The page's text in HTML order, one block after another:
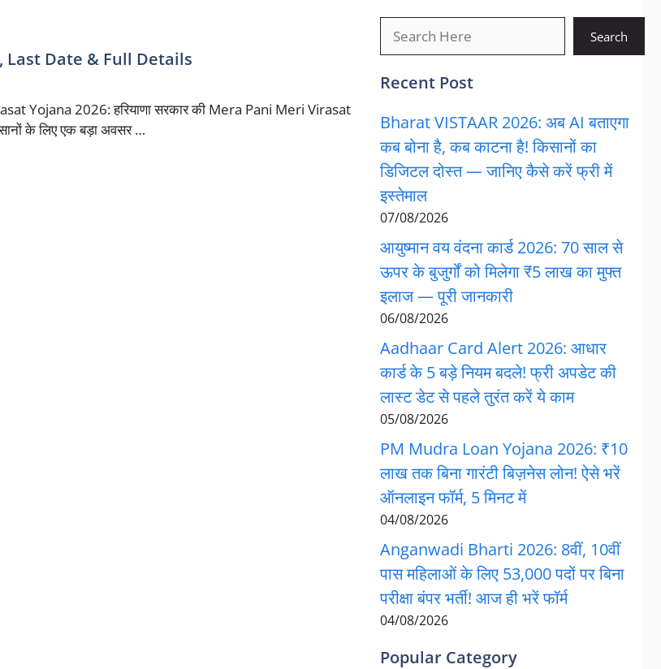
Date & Full Details
Yojana 2026: हरियाणा सरकार की Mera Pani Meri Virasat
के लिए एक बड़ा अवसर …
Search
Recent Post
Bharat VISTAAR 2026: अब AI बताएगा
कब बोना है, कब काटना है! किसानों का
डिजिटल दोस्त — जानिए कैसे करें फ्री में
इस्तेमाल
07/08/2026
आयुष्मान वय वंदना कार्ड 2026: 70 साल से
ऊपर के बुजुर्गों को मिलेगा ₹5 लाख का मुफ्त
इलाज — पूरी जानकारी
06/08/2026
Aadhaar Card Alert 2026: आधार
कार्ड के 5 बड़े नियम बदले! फ्री अपडेट की
लास्ट डेट से पहले तुरंत करें ये काम
05/08/2026
PM Mudra Loan Yojana 2026: ₹10
लाख तक बिना गारंटी बिज़नेस लोन! ऐसे भरें
ऑनलाइन फॉर्म, 5 मिनट में
04/08/2026
Anganwadi Bharti 2026: 8वीं, 10वीं
पास महिलाओं के लिए 53,000 पदों पर बिना
परीक्षा बंपर भर्ती! आज ही भरें फॉर्म
04/08/2026
Popular Category